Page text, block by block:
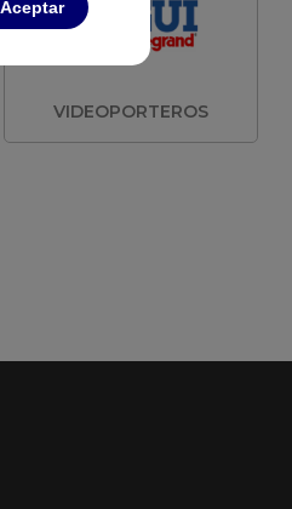
Aceptar
VIDEOPORTEROS